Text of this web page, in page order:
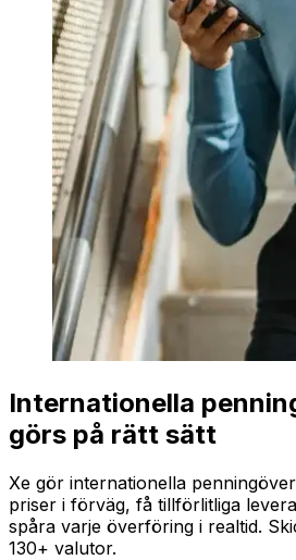
Internationella
görs på rätt sätt
Xe gör internationella
priser i förväg, få tillförlitliga
spåra varje överföring i realtid.
130+ valutor.